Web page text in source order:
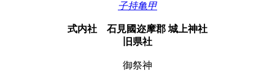
子持亀甲
式内社
石見國迩摩郡 城上神社
旧県社
御祭神